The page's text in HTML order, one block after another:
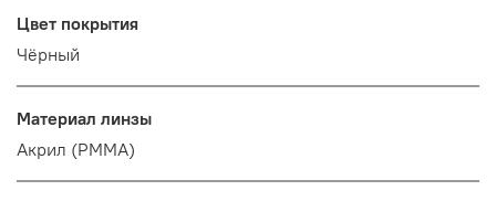
Цвет покрытия
Чёрный
Материал линзы
Акрил (PMMA)